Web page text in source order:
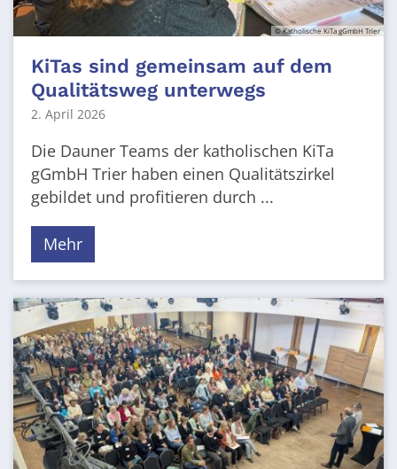
© Katholische KiTa gGmbH Trier
KiTas sind gemeinsam auf dem
Qualitätsweg unterwegs
2. April 2026
Die Dauner Teams der katholischen KiTa
gGmbH Trier haben einen Qualitätszirkel
gebildet und profitieren durch ...
Mehr